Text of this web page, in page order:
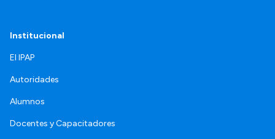
Institucional
El IPAP
Autoridades
Alumnos
Docentes y Capacitadores